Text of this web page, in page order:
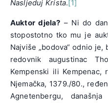
Nasljeduj Krista.[1]
Auktor djela? – Ni do
stopostotno tko mu je
Najviše „bodova“ odnio
redovnik augustinac
Kempenski ili Kempenac,
Njemačka, 1379./80.,
Agnetenbergu,